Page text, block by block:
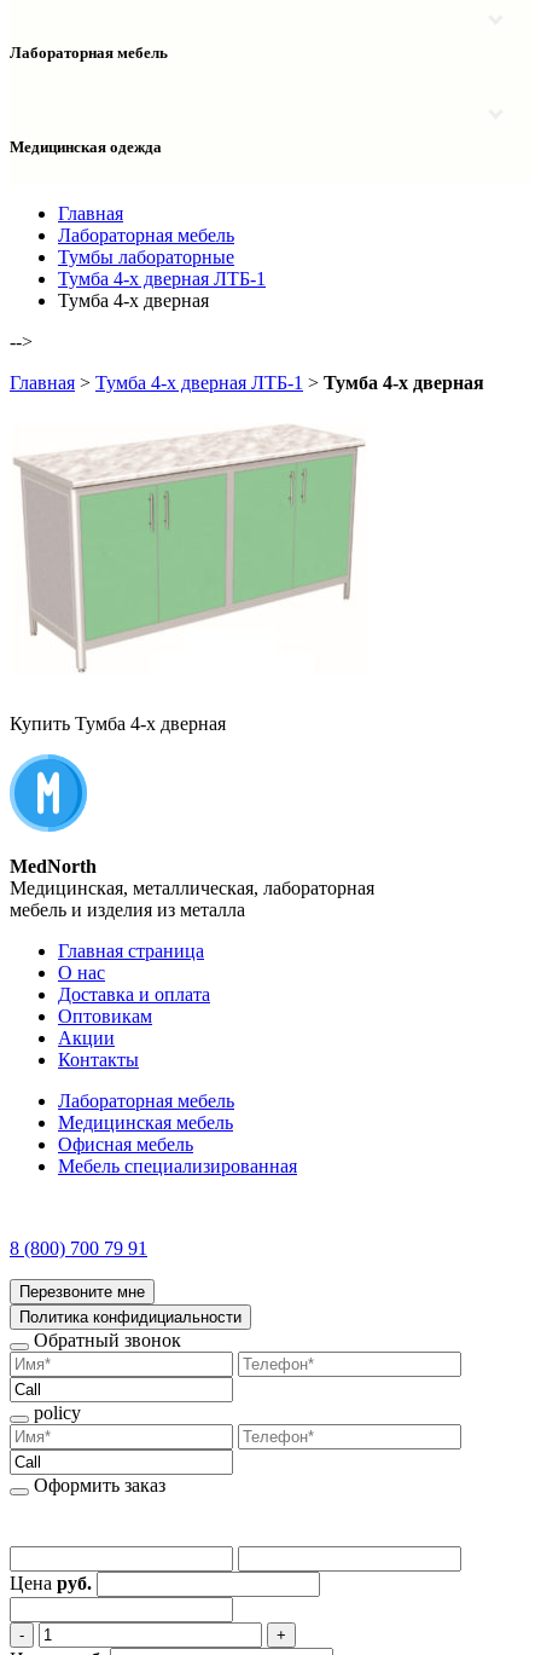
Столы рабочие
Шкафы колонки
Шкафы колонки медицинские
Лабораторная мебель
Тумбы мойки лабораторные
Медицинская одежда
Главная
Лабораторная мебель
Тумбы лабораторные
Тумба 4-х дверная ЛТБ-1
Тумба 4-х дверная
-->
Главная > Тумба 4-х дверная ЛТБ-1 > Тумба 4-х дверная
Купить Тумба 4-х дверная
MedNorth
Медицинская, металлическая, лабораторная
мебель и изделия из металла
Главная страница
О нас
Доставка и оплата
Оптовикам
Акции
Контакты
Лабораторная мебель
Медицинская мебель
Офисная мебель
Мебель специализированная
8 (800) 700 79 91
Перезвоните мне
Политика конфидициальности
Обратный звонок
policy
Оформить заказ
Цена руб.
‐ +